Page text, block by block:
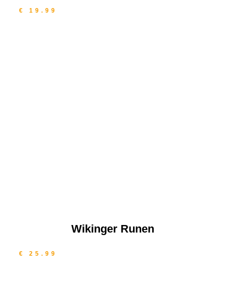
€ 19.99
Wikinger Runen
€ 25.99